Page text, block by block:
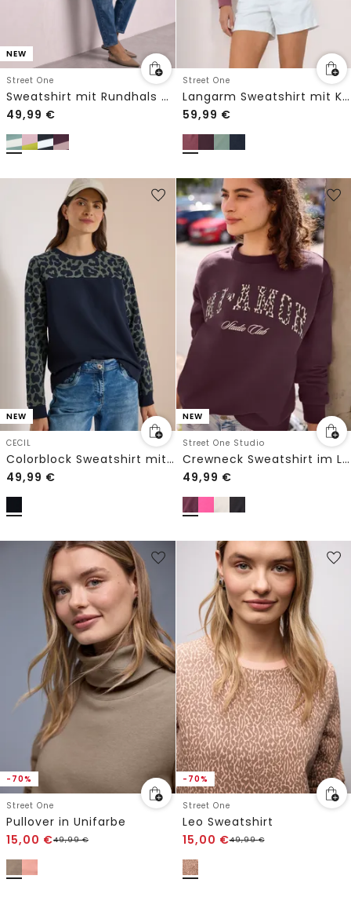
NEW
Street One
Sweatshirt mit Rundhals und Streifen
49,99 €
Street One
Langarm Sweatshirt mit Kapuze
59,99 €
NEW
CECIL
Colorblock Sweatshirt mit Leo-Details
49,99 €
NEW
Street One Studio
Crewneck Sweatshirt im Loose Fit
49,99 €
-70%
Street One
Pullover in Unifarbe
15,00 €49,99€
-70%
Street One
Leo Sweatshirt
15,00 €49,99€